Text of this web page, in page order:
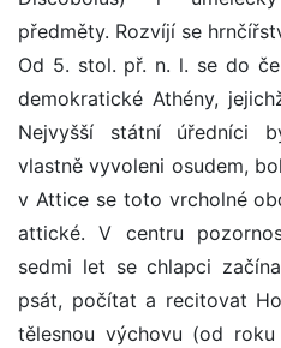
předměty. Rozvíjí se
Od 5. stol. př. n. l. se do
demokratické Athény,
Nejvyšší státní úředníci
vlastně vyvoleni osudem,
v Attice se toto vrcholné
attické. V centru
sedmi let se chlapci
psát, počítat a recitovat
tělesnou výchovu (od